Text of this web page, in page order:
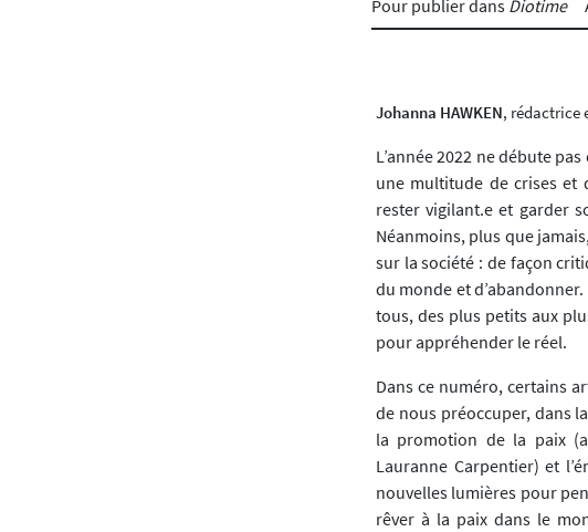
Pour publier dans Diotime
Johanna HAWKEN, rédactrice
L’année 2022 ne débute
une multitude de crises et
rester vigilant.e et garder
Néanmoins, plus que
sur la société : de façon
du monde et
tous, des plus petits aux
pour appréhender le réel.
Dans ce numéro, certains
de nous préoccuper, dans
la promotion de la paix
Lauranne Carpentier) et
nouvelles lumières pour
rêver à la paix dans le